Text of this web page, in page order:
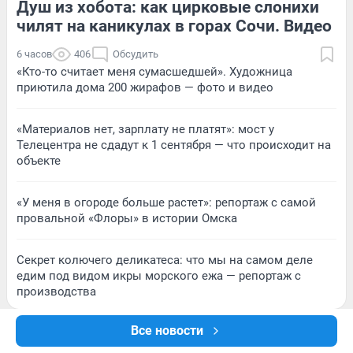
Все новости
6 Обсудить
Душ из хобота: как цирковые слонихи
чилят на каникулах в горах Сочи. Видео
6 часов 406 Обсудить
«Кто-то считает меня сумасшедшей». Художница
приютила дома 200 жирафов — фото и видео
«Материалов нет, зарплату не платят»: мост у
Телецентра не сдадут к 1 сентября — что происходит на
объекте
«У меня в огороде больше растет»: репортаж с самой
провальной «Флоры» в истории Омска
Секрет колючего деликатеса: что мы на самом деле
едим под видом икры морского ежа — репортаж с
производства